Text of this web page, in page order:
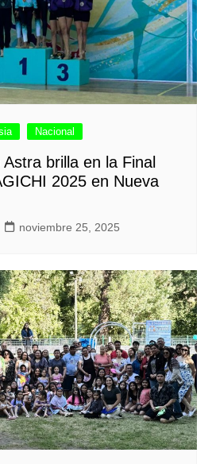
Nacional
brilla en la Final
2025 en Nueva
noviembre 25, 2025